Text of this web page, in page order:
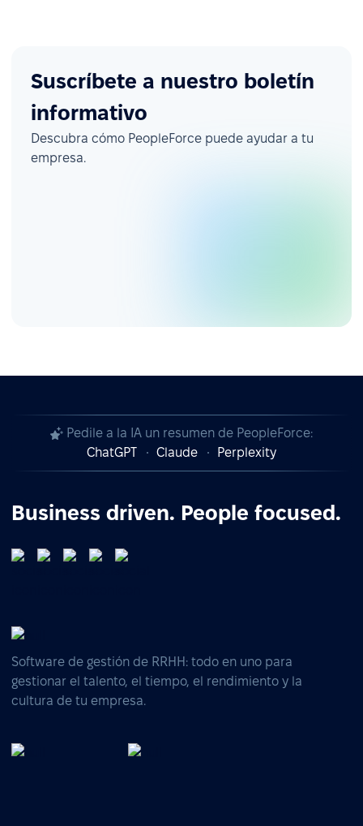
Suscríbete a nuestro boletín
informativo
Descubra cómo PeopleForce puede ayudar a tu
empresa.
Pedile a la IA un resumen de PeopleForce:
ChatGPT
Claude Perplexity
Business driven. People focused.
Software de gestión de RRHH: todo en uno para
gestionar el talento, el tiempo, el rendimiento y la
cultura de tu empresa.